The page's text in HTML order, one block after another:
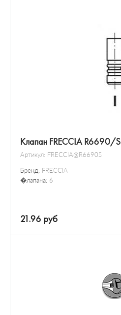
Клапан FRECCIA R6690/S
Артикул: FRECCIA@R6690S
Бренд: FRECCIA
�лапана: 6
21.96 руб